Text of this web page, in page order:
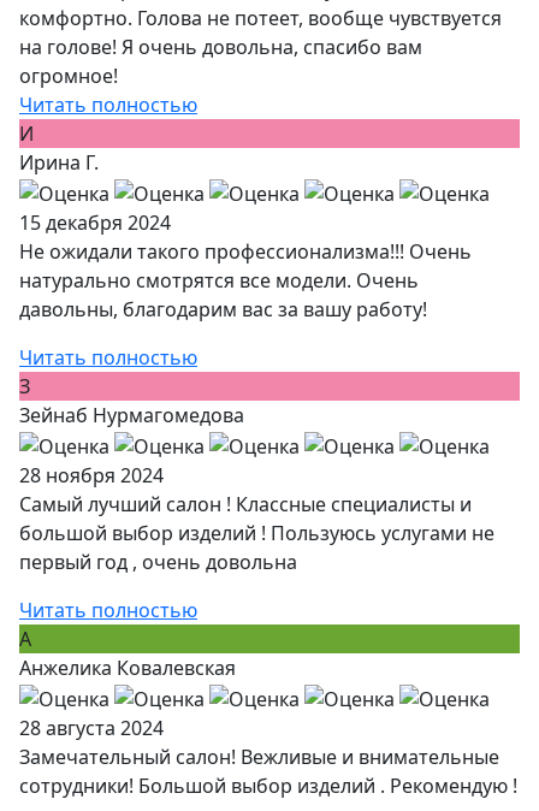
комфортно. Голова не потеет, вообще чувствуется
на голове! Я очень довольна, спасибо вам
огромное!
Читать полностью
И
Ирина Г.
15 декабря 2024
Не ожидали такого профессионализма!!! Очень
натурально смотрятся все модели. Очень
давольны, благодарим вас за вашу работу!
Читать полностью
З
Зейнаб Нурмагомедова
28 ноября 2024
Самый лучший салон ! Классные специалисты и
большой выбор изделий ! Пользуюсь услугами не
первый год , очень довольна
Читать полностью
А
Анжелика Ковалевская
28 августа 2024
Замечательный салон! Вежливые и внимательные
сотрудники! Большой выбор изделий . Рекомендую !